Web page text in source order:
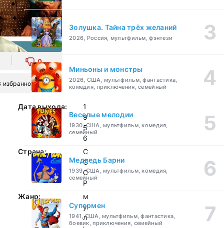
0
избранное
Дата выхода:
1
9
5
6
Страна:
С
С
С
Р
Жанр:
м
у
л
Золушка. Тайна трёх желаний
2026, Россия, мультфильм, фэнтези
Миньоны и монстры
2026, США, мультфильм, фантастика,
комедия, приключения, семейный
Веселые мелодии
1930, США, мультфильм, комедия,
семейный
Медведь Барни
1939, США, мультфильм, комедия,
семейный
Супермен
1941, США, мультфильм, фантастика,
боевик, приключения, семейный